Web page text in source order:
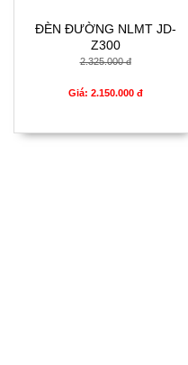
ĐÈN ĐƯỜNG NLMT JD-
Z300
2.325.000 đ
Giá: 2.150.000 đ